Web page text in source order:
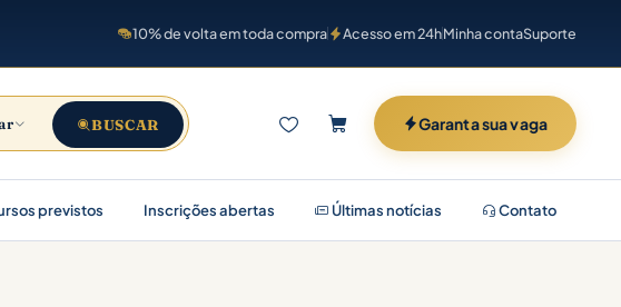
10% de volta em toda compra Acesso em 24hMinha contaSuporte
BUSCAR Garanta sua vaga
previstos Inscrições abertas Últimas notícias Contato